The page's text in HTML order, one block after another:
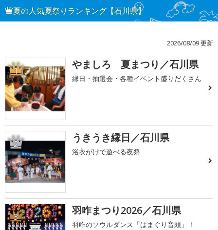
夏の人気夏祭りランキング【石川県】
2026/08/09 更新
1 やましろ 夏まつり／石川県
縁日・抽選会・各種イベント盛りだくさん
2 うきうき縁日／石川県
浴衣がけで遊べる夜祭
3 羽咋まつり2026／石川県
羽咋のソウルダンス「はまぐり音頭」！